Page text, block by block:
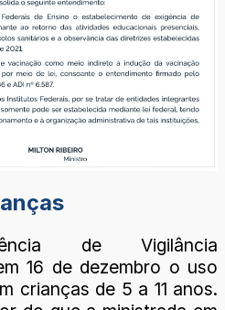
de Vigilância
16 de dezembro o uso
crianças de 5 a 11 anos.